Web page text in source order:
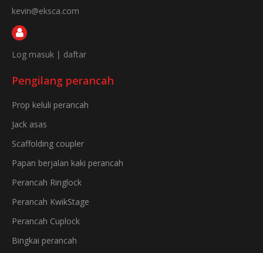
kevin@eksca.com
Log masuk | daftar
Pengilang perancah
Prop keluli perancah
Jack asas
Scaffolding coupler
Papan berjalan kaki perancah
Perancah Ringlock
Perancah KwikStage
Perancah Cuplock
Bingkai perancah